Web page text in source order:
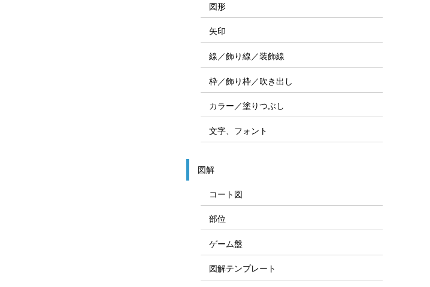
図形
矢印
線／飾り線／装飾線
枠／飾り枠／吹き出し
カラー／塗りつぶし
文字、フォント
図解
コート図
部位
ゲーム盤
図解テンプレート